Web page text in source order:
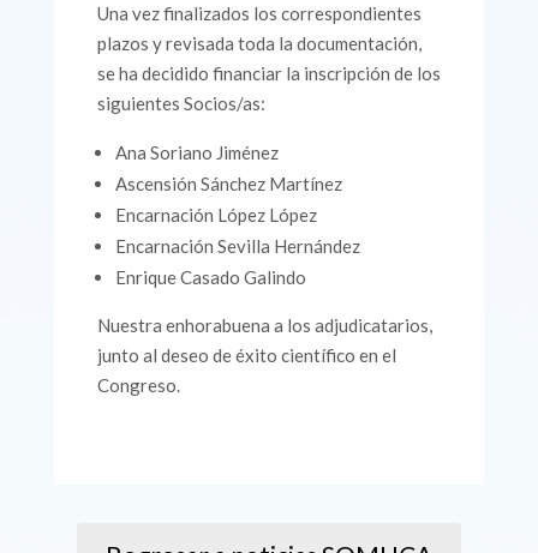
Una vez finalizados los correspondientes
plazos y revisada toda la documentación,
se ha decidido financiar la inscripción de los
siguientes Socios/as:
Ana Soriano Jiménez
Ascensión Sánchez Martínez
Encarnación López López
Encarnación Sevilla Hernández
Enrique Casado Galindo
Nuestra enhorabuena a los adjudicatarios,
junto al deseo de éxito científico en el
Congreso.